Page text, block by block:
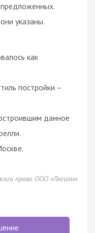
указаны.
как
постройки –
данное
права ООО «Легион»